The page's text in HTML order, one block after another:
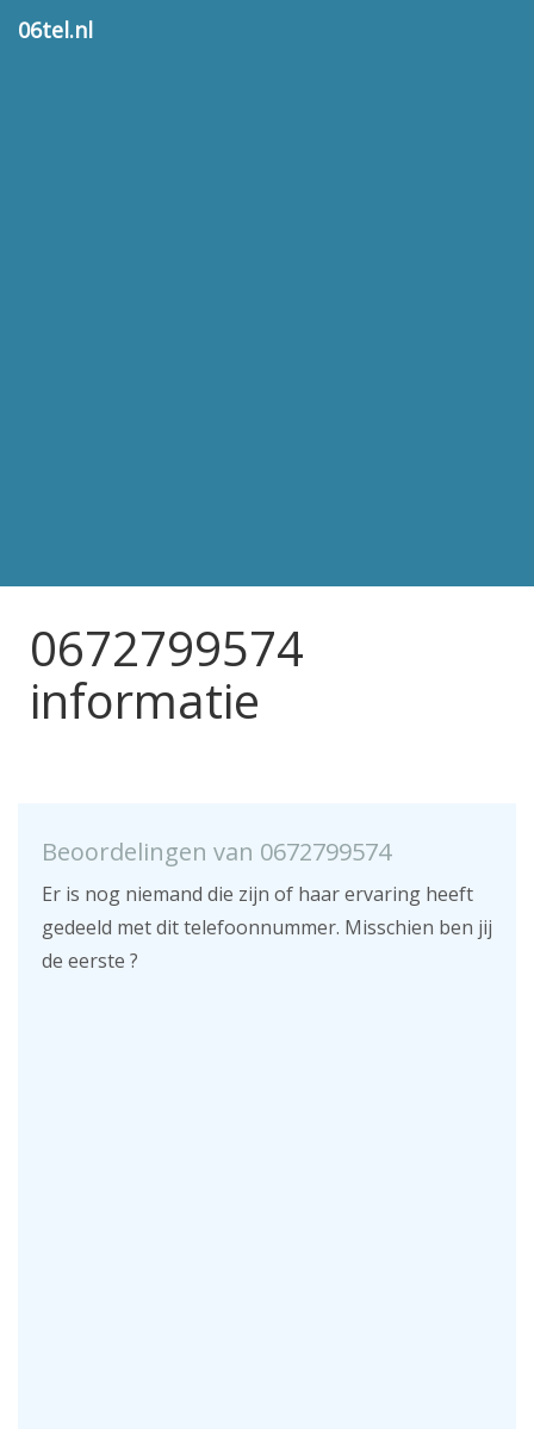
06tel.nl
0672799574
informatie
Beoordelingen van 0672799574
Er is nog niemand die zijn of haar ervaring heeft
gedeeld met dit telefoonnummer. Misschien ben jij
de eerste ?